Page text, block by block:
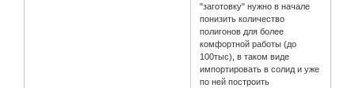
"заготовку" нужно в начале
понизить количество
полигонов для более
комфортной работы (до
100тыс), в таком виде
импортировать в солид и уже
по ней построить